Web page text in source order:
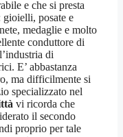
e che si presta
posate e
medaglie e molto
conduttore di
di
E’ abbastanza
ma difficilmente si
specializzato nel
vi ricorda che
il secondo
proprio per tale